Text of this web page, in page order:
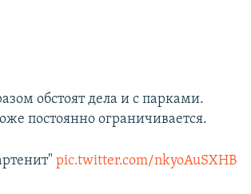
обстоят дела и с парками.
постоянно ограничивается.
pic.twitter.com/nkyoAuSXHB